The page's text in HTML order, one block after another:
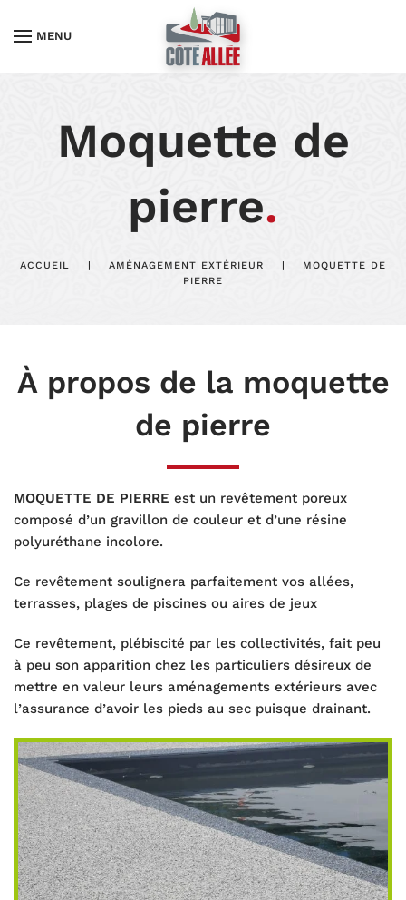
MENU
Moquette de
pierre.
ACCUEIL AMÉNAGEMENT EXTÉRIEUR
MOQUETTE DE
PIERRE
Àpropos de la moquette
de pierre
MOQUETTE DE PIERRE est un revêtement poreux
composé d’un gravillon de couleur et d’une résine
polyuréthane incolore.
Ce revêtement soulignera parfaitement vos allées,
terrasses, plages de piscines ou aires de jeux
Ce revêtement, plébiscité par les collectivités, fait peu
à peu son apparition chez les particuliers désireux de
mettre en valeur leurs aménagements extérieurs avec
l’assurance d’avoir les pieds au sec puisque drainant.